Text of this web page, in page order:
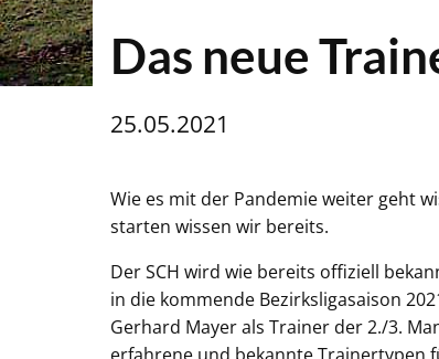
Das neue
25.05.2021
Wie es mit der Pandemie weiter geht
starten wissen wir bereits.
Der SCH wird wie bereits offiziell
in die kommende Bezirksligasaison
Gerhard Mayer als Trainer der 2./3.